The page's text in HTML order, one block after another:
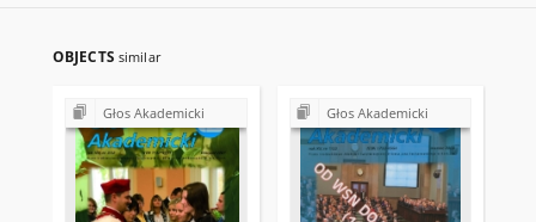
OBJECTS similar
Głos Akademicki Głos Akademicki